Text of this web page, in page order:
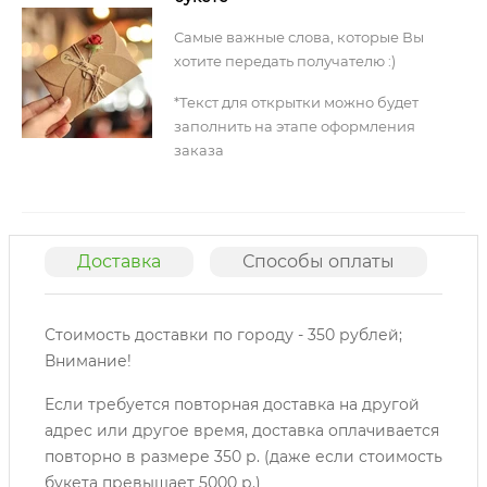
Самые важные слова, которые Вы
хотите передать получателю :)
*Текст для открытки можно будет
заполнить на этапе оформления
заказа
Доставка Способы оплаты
Стоимость доставки по городу - 350 рублей;
Внимание!
Если требуется повторная доставка на другой
адрес или другое время, доставка оплачивается
повторно в размере 350 р. (даже если стоимость
букета превышает 5000 р.)